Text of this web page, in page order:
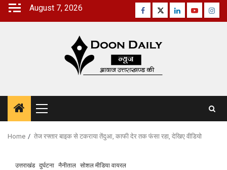
Skip
August 7, 2026 Facebook
TwitterLinkedinYoutube
Primary
Menu
Home तेज रफ्तार बाइक से टकराया तेंदुआ, काफी देर तक फंसा रहा, देखिए वीडियो
उत्तराखंड दुर्घटना नैनीताल सोशल मीडिया वायरल